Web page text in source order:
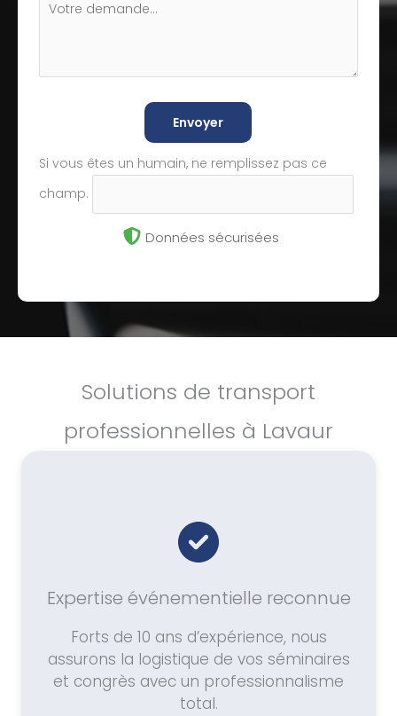
Envoyer
Si vous êtes un humain, ne remplissez pas ce
champ.
Données sécurisées
Solutions de transport
professionnelles à Lavaur
Expertise événementielle reconnue
Forts de 10 ans d’expérience, nous
assurons la logistique de vos séminaires
et congrès avec un professionnalisme
total.